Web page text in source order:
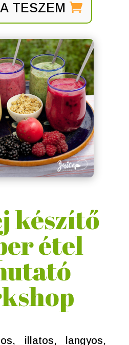
TESZEM
készítő
étel
illatos, langyos,